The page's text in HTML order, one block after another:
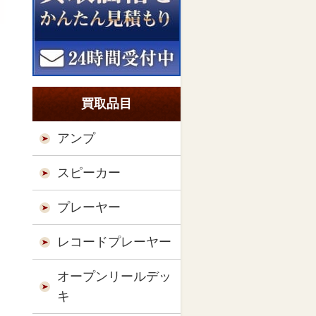
買取品目
アンプ
スピーカー
プレーヤー
レコードプレーヤー
オープンリールデッ
キ